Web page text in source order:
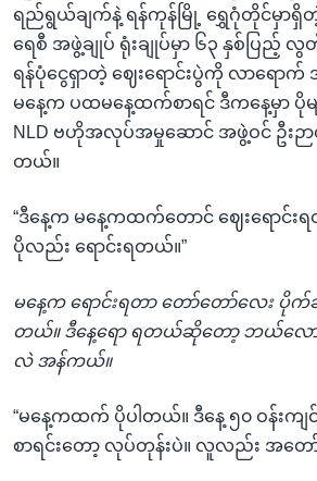
ရည်ရွယ်ချက်နဲ့ ရန်ကုန်မြို့ ရွှေဂုံတိုင်မှာရှိ
ရေစီ အဖွဲ့ချုပ် ရုံးချုပ်မှာ ၆၃ နှစ်ပြည့်
ရန်ပုံငွေရှာတဲ့ ဈေးရောင်းပွဲကို လာရော
မနေ့က ပထမနေ့ထက်စာရင် ဒီကနေ့မှာ ပိုမ
NLD ဗဟိုအလုပ်အမှုဆောင် အဖွဲ့ဝင် ဦးဉာဏ်
တယ်။
“ဒီနေ့က မနေ့ကထက်တောင် ဈေးရောင်း
ပိုလည်း ရောင်းရတယ်။”
မနေ့က ရောင်းရတာ တော်တော်လေး ပိုက်
တယ်။ ဒီနေ့ရော ရတယ်ဆိုတော့ ဘယ်လေ
လဲ အန်ကယ်။
“မနေ့ကထက် ပိုပါတယ်။ ဒီနေ့ ၅၀ ဝန်းက
စာရင်းတော့ လုပ်တုန်းပဲ။ လူလည်း အတေ